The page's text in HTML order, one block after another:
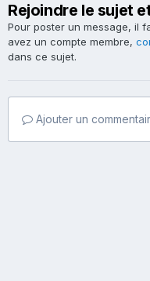
Rejoindre le sujet
Pour poster un message, il
avez un compte membre,
dans ce sujet.
Ajouter un